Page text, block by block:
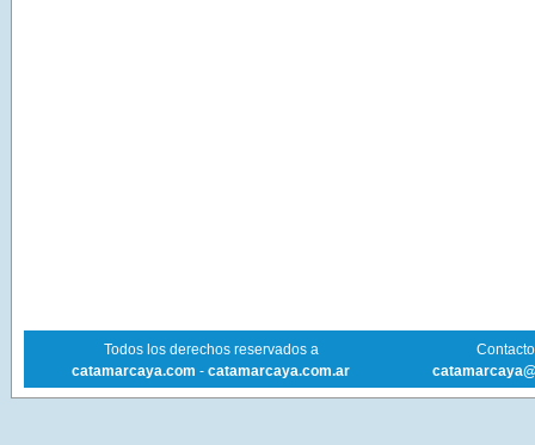
Todos los derechos reservados a
catamarcaya.com - catamarcaya.com.ar